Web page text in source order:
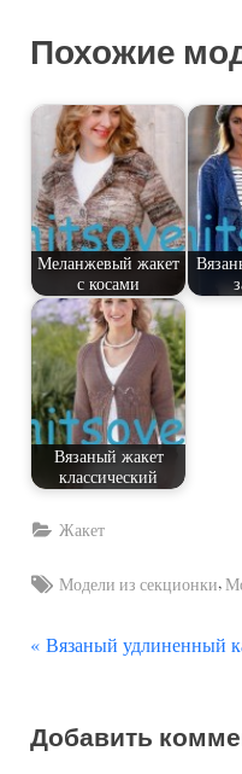
Похожие
Меланжевый жакет
с косами
Вязаный жакет
классический
Жакет
Tags:
Модели из секционки,
Навигация
записям
П
д
Вязаный удлиненный
Добавить